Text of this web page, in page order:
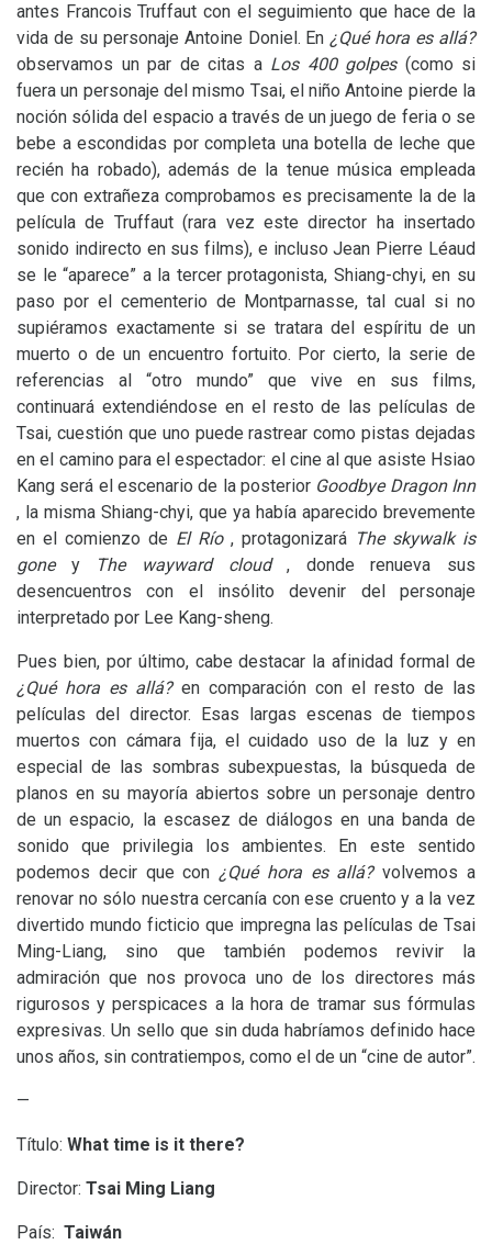
antes Francois Truffaut con el seguimiento que hace de la
vida de su personaje Antoine Doniel. En¿Qué hora es allá?
observamos un par de citas a Los 400 golpes (como si
fuera un personaje del mismo Tsai, el niño Antoine pierde la
noción sólida del espacio a través de un juego de feria o se
bebe a escondidas por completa una botella de leche que
recién ha robado), además de la tenue música empleada
que con extrañeza comprobamos es precisamente la de la
película de Truffaut (rara vez este director ha insertado
sonido indirecto en sus films), e incluso Jean Pierre Léaud
se le “aparece” a la tercer protagonista, Shiang-chyi, en su
paso por el cementerio de Montparnasse, tal cual si no
supiéramos exactamente si se tratara del espíritu de un
muerto o de un encuentro fortuito. Por cierto, la serie de
referencias al “otro mundo” que vive en sus films,
continuará extendiéndose en el resto de las películas de
Tsai, cuestión que uno puede rastrear como pistas dejadas
en el camino para el espectador: el cine al que asiste Hsiao
Kang será el escenario de la posterior Goodbye Dragon Inn
, la misma Shiang-chyi, que ya había aparecido brevemente
en el comienzo de El Río , protagonizará The skywalk is
gone y The wayward cloud, donde renueva sus
desencuentros con el insólito devenir del personaje
interpretado por Lee Kang-sheng.
Pues bien, por último, cabe destacar la afinidad formal de
¿Qué hora es allá? en comparación con el resto de las
películas del director. Esas largas escenas de tiempos
muertos con cámara fija, el cuidado uso de la luz y en
especial de las sombras subexpuestas, la búsqueda de
planos en su mayoría abiertos sobre un personaje dentro
de un espacio, la escasez de diálogos en una banda de
sonido que privilegia los ambientes. En este sentido
podemos decir que con¿Qué hora es allá?volvemos a
renovar no sólo nuestra cercanía con ese cruento y a la vez
divertido mundo ficticio que impregna las películas de Tsai
Ming-Liang, sino que también podemos revivir la
admiración que nos provoca uno de los directores más
rigurosos y perspicaces a la hora de tramar sus fórmulas
expresivas. Un sello que sin duda habríamos definido hace
unos años, sin contratiempos, como el de un “cine de autor”.
—
Título: What time is it there?
Director: Tsai Ming Liang
País: Taiwán